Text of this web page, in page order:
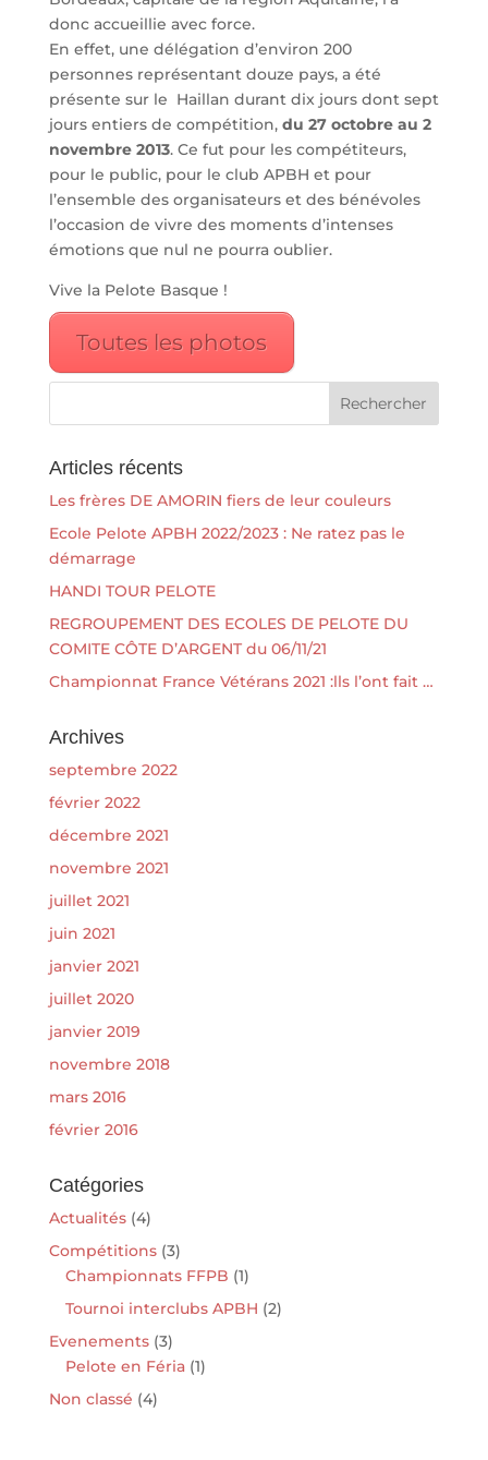
donc accueillie avec force.
En effet, une délégation d’environ 200
personnes représentant douze pays, a été
présente sur le Haillan durant dix jours dont sept
jours entiers de compétition, du 27 octobre au 2
novembre 2013. Ce fut pour les compétiteurs,
pour le public, pour le club APBH et pour
l’ensemble des organisateurs et des bénévoles
l’occasion de vivre des moments d’intenses
émotions que nul ne pourra oublier.
Vive la Pelote Basque !
Toutes les photos
Articles récents
Les frères DE AMORIN fiers de leur couleurs
Ecole Pelote APBH 2022/2023 : Ne ratez pas le
démarrage
HANDI TOUR PELOTE
REGROUPEMENT DES ECOLES DE PELOTE DU
COMITE CÔTE D’ARGENT du 06/11/21
Championnat France Vétérans 2021 :lls l’ont fait …
Archives
septembre 2022
février 2022
décembre 2021
novembre 2021
juillet 2021
juin 2021
janvier 2021
juillet 2020
janvier 2019
novembre 2018
mars 2016
février 2016
Catégories
Actualités(4)
Compétitions(3)
Championnats FFPB (1)
Tournoi interclubs APBH (2)
Evenements(3)
Pelote en Féria(1)
Non classé (4)